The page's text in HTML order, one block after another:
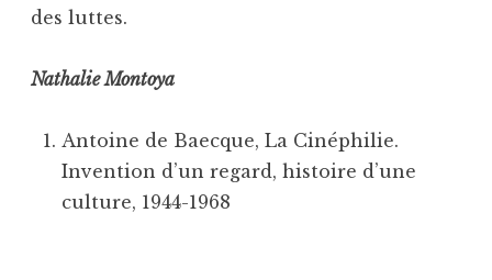
des luttes.
Nathalie Montoya
Antoine de Baecque, La Cinéphilie.
Invention d’un regard, histoire d’une
culture, 1944-1968